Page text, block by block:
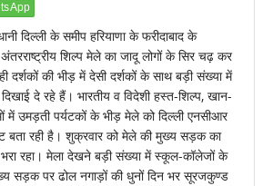
दिल्ली के समीप हरियाणा के फरीदाबाद के
शिल्प मेले का जादू लोगों के सिर चढ़ कर
दर्शकों की भीड़ में देसी दर्शकों के साथ बड़ी संख्या में
दिखाई दे रहे हैं। भारतीय व विदेशी हस्त-शिल्प, खान-
में उमड़ती पर्यटकों के भीड़ मेले को दिल्ली एनसीआर
बता रही है। शुक्रवार को मेले की मुख्य सड़क का
भरा रहा। मेला देखने बड़ी संख्या में स्कूल-कॉलेजों के
सड़क पर ढोल नगाड़ों की धुनों दिन भर सूरजकुण्ड